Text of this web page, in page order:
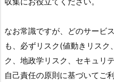
なお常識ですが、どのサービ
も、必ずリスク(値動きリスク
ク、地政学リスク、セキュリ
自己責任の原則に基づいてご